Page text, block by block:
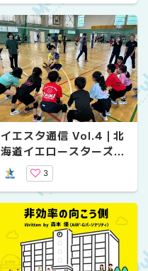
イエスタ通信 Vol.4｜北
海道イエロースターズの
魅力に迫る！〜2026年6
月を振り返り〜
3